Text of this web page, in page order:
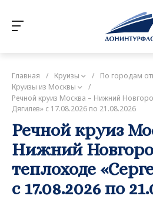
Главная / Круизы / По городам
Круизы из Москвы
/
Речной круиз Москва – Нижний
Дягилев» с 17.08.2026 по 21.08.2026
Речной круиз
Нижний
теплоходе
с 17.08.2026 по